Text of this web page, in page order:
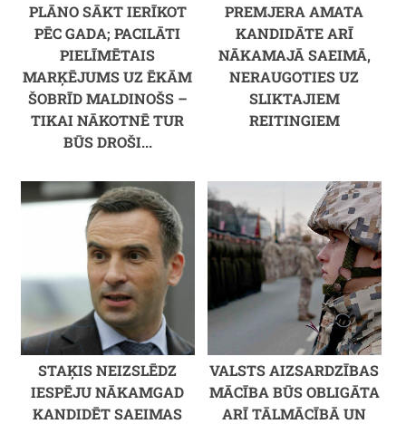
PLĀNO SĀKT IERĪKOT
PĒC GADA; PACILĀTI
PIELĪMĒTAIS
MARĶĒJUMS UZ ĒKĀM
ŠOBRĪD MALDINOŠS –
TIKAI NĀKOTNĒ TUR
BŪS DROŠI...
PREMJERA AMATA
KANDIDĀTE ARĪ
NĀKAMAJĀ SAEIMĀ,
NERAUGOTIES UZ
SLIKTAJIEM
REITINGIEM
STAĶIS NEIZSLĒDZ
IESPĒJU NĀKAMGAD
KANDIDĒT SAEIMAS
VALSTS AIZSARDZĪBAS
MĀCĪBA BŪS OBLIGĀTA
ARĪ TĀLMĀCĪBĀ UN